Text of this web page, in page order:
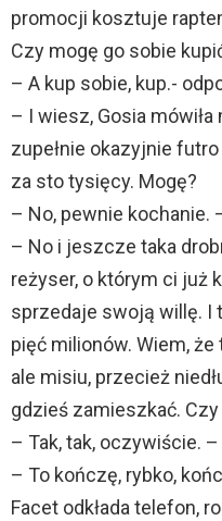
promocji kosztuje
Czy mogę go sobie
– A kup sobie, kup.-
– I wiesz, Gosia mówiła
zupełnie okazyjnie
za sto tysięcy. Mogę?
– No, pewnie kochanie.
– No i jeszcze taka
reżyser, o którym ci już
sprzedaje swoją willę. I
pięć milionów. Wiem,
ale misiu, przecież
gdzieś zamieszkać.
– Tak, tak, oczywiście.
– To kończę, rybko,
Facet odkłada telefon,